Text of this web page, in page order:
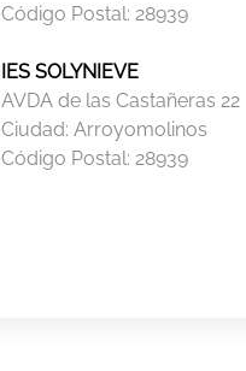
Código Postal:28939
IES SOLYNIEVE
AVDA de las Castañeras 22
Ciudad:Arroyomolinos
Código Postal:28939